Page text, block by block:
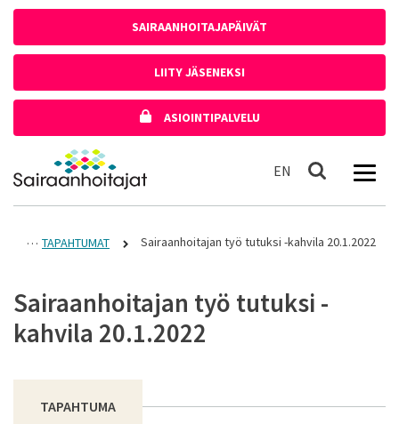
SAIRAANHOITAJAPÄIVÄT
LIITY JÄSENEKSI
ASIOINTIPALVELU
Etusivulle
EN In English
Haku
TAPAHTUMAT Sairaanhoitajan työ tutuksi -kahvila 20.1.2022
Sairaanhoitajan työ tutuksi -
kahvila 20.1.2022
TAPAHTUMA